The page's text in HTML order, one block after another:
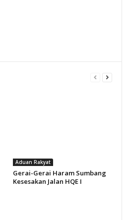
Aduan Rakyat
Gerai-Gerai Haram Sumbang
Kesesakan Jalan HQE I